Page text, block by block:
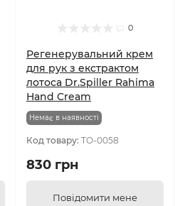
0
Регенерувальний крем
для рук з екстрактом
лотоса Dr.Spiller Rahima
Hand Cream
Немає в наявності
Код товару: TO-0058
830 грн
Повідомити мене